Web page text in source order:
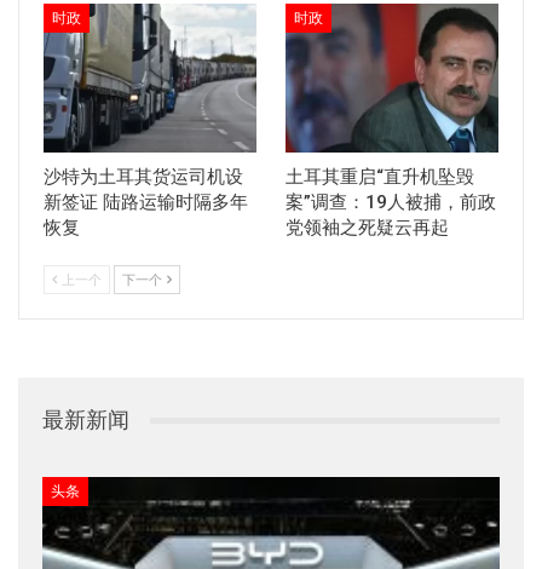
时政
沙特为土耳其货运司机设
新签证 陆路运输时隔多年
恢复
时政
土耳其重启“直升机坠毁
案”调查：19人被捕，前政
党领袖之死疑云再起
上一个 下一个
最新新闻
头条